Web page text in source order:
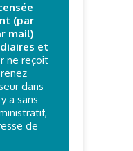
(par
mail)
et
ne reçoit
dans
a sans
de